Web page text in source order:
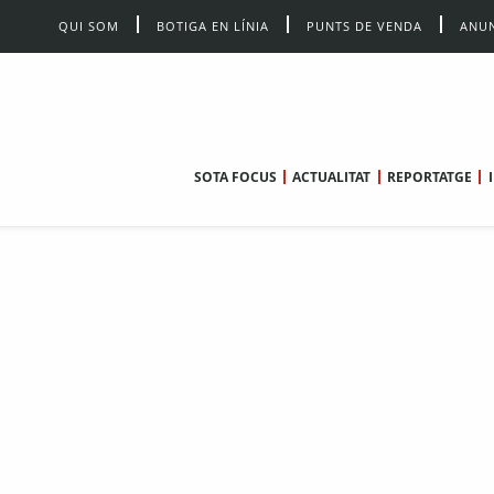
QUI SOM BOTIGA EN LÍNIA PUNTS DE VENDA
SOTA FOCUS ACTUALITAT REPORTATGE